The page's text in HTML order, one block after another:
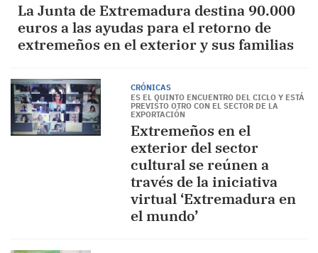
La Junta de Extremadura destina 90.000
euros a las ayudas para el retorno de
extremeños en el exterior y sus familias
CRÓNICAS
ES EL QUINTO ENCUENTRO DEL CICLO Y ESTÁ
PREVISTO OTRO CON EL SECTOR DE LA
EXPORTACIÓN
Extremeños en el
exterior del sector
cultural se reúnen a
través de la iniciativa
virtual ‘Extremadura en
el mundo’